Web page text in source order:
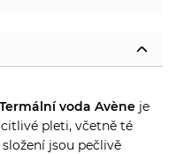
Termální voda Avène je
pleti, včetně té
jsou pečlivě